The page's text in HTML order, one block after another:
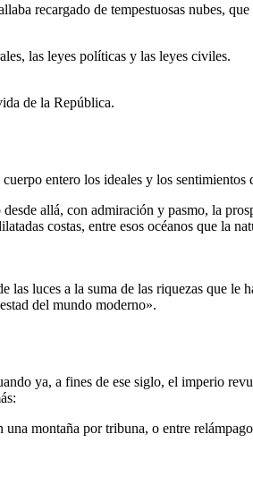
recargado de tempestuosas nubes,
las leyes políticas y las leyes civiles.
de la República.
entero los ideales y los sentimientos
allá, con admiración y pasmo, la
costas, entre esos océanos que la
luces a la suma de las riquezas que
del mundo moderno».
ya, a fines de ese siglo, el imperio
montaña por tribuna, o entre